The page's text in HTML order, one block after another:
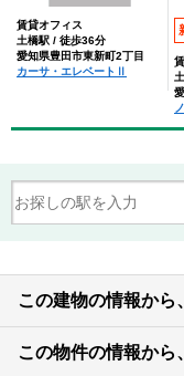
賃貸オフィス
土橋駅 / 徒歩36分
愛知県豊田市東新町2丁目
カーサ・エレベートⅡ
この建物の情報か
この物件の情報か